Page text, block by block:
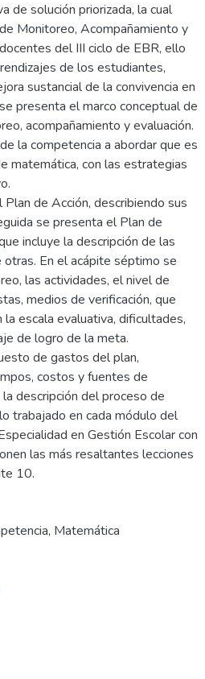
de solución priorizada, la cual
Monitoreo, Acompañamiento y
del III ciclo de EBR, ello
de los estudiantes,
sustancial de la convivencia en
presenta el marco conceptual de
acompañamiento y evaluación.
la competencia a abordar que es
matemática, con las estrategias
de Acción, describiendo sus
se presenta el Plan de
incluye la descripción de las
En el acápite séptimo se
las actividades, el nivel de
medios de verificación, que
escala evaluativa, dificultades,
de logro de la meta.
de gastos del plan,
costos y fuentes de
descripción del proceso de
trabajado en cada módulo del
en Gestión Escolar con
las más resaltantes lecciones
10.
, Matemática